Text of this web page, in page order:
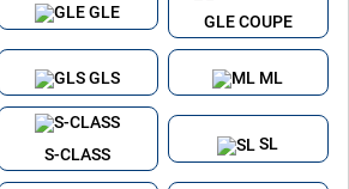
GLE
GLE COUPE
GLS ML
S-CLASS
SL